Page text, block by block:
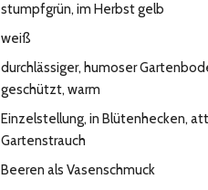
stumpfgrün, im Herbst gelb
weiß
durchlässiger, humoser
geschützt, warm
Einzelstellung, in Blütenhecken,
Gartenstrauch
Beeren als Vasenschmuck